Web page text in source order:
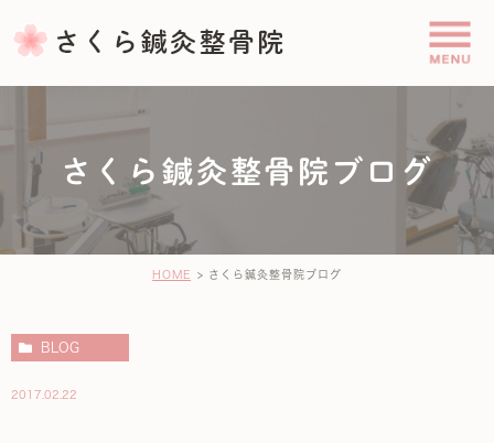
さくら鍼灸整骨院ブログ
HOME さくら鍼灸整骨院ブログ
BLOG
2017.02.22